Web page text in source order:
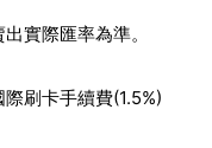
實際匯率為準。
刷卡手續費(1.5%)